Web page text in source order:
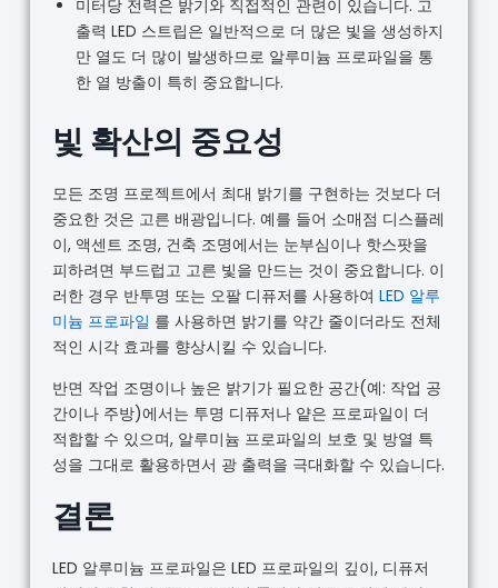
미터당 전력은 밝기와 직접적인 관련이 있습니다. 고
출력 LED 스트립은 일반적으로 더 많은 빛을 생성하지
만 열도 더 많이 발생하므로 알루미늄 프로파일을 통
한 열 방출이 특히 중요합니다.
빛 확산의 중요성
모든 조명 프로젝트에서 최대 밝기를 구현하는 것보다 더
중요한 것은 고른 배광입니다. 예를 들어 소매점 디스플레
이, 액센트 조명, 건축 조명에서는 눈부심이나 핫스팟을
피하려면 부드럽고 고른 빛을 만드는 것이 중요합니다. 이
러한 경우 반투명 또는 오팔 디퓨저를 사용하여 LED 알루
미늄 프로파일 를 사용하면 밝기를 약간 줄이더라도 전체
적인 시각 효과를 향상시킬 수 있습니다.
반면 작업 조명이나 높은 밝기가 필요한 공간(예: 작업 공
간이나 주방)에서는 투명 디퓨저나 얕은 프로파일이 더
적합할 수 있으며, 알루미늄 프로파일의 보호 및 방열 특
성을 그대로 활용하면서 광 출력을 극대화할 수 있습니다.
결론
LED 알루미늄 프로파일은 LED 프로파일의 깊이, 디퓨저